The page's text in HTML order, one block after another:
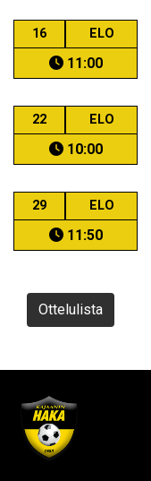
16 ELO
11:00
22 ELO
10:00
29 ELO
11:50
Ottelulista